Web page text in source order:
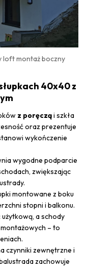
loft montaż boczny
40x40 z
z poręcząi szkła
oraz prezentuje
wykończenie
wygodne podparcie
zwiększając
montowane z boku
stopni i balkonu.
użytkową, a schody
– to
czynniki zewnętrzne i
zachowuje